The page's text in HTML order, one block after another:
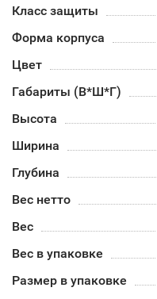
Класс защиты
Форма корпуса
Цвет
Габариты (В*Ш*Г)
Высота
Ширина
Глубина
Вес нетто
Вес
Вес в упаковке
Размер в упаковке